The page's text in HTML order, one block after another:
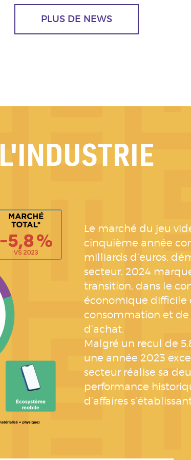
PLUS DE NEWS
L'INDUSTRIE
Le marché du jeu
cinquième année
milliards d’euros,
secteur. 2024
transition, dans le
économique difficile
consommation et
d’achat.
Malgré un recul de
une année 2023
secteur réalise sa
performance
d’affaires